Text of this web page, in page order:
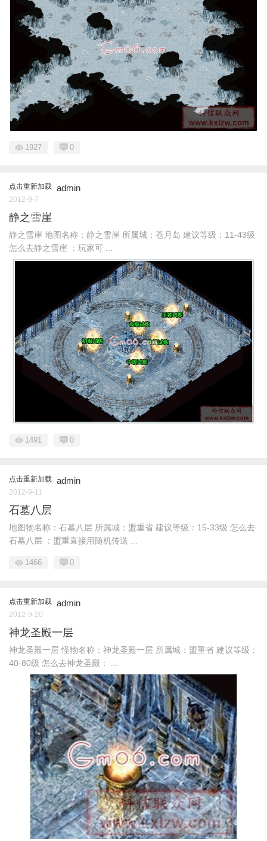
1927 0
点击重新加载 admin
2012-9-7
静之雪崖
静之雪崖 地图名称：静之雪崖 所属城：苍月岛 建议等级：11-43级
怎么去静之雪崖 ：玩家可 ...
1491 0
点击重新加载 admin
2012-9-11
石墓八层
地图物名称：石墓八层 所属城：盟重省 建议等级：15-33级 怎么去
石墓八层 ：盟重直接用随机传送 ...
1466 0
点击重新加载 admin
2012-9-20
神龙圣殿一层
神龙圣殿一层 怪物名称：神龙圣殿一层 所属城：盟重省 建议等级：
40-80级 怎么去神龙圣殿： ...